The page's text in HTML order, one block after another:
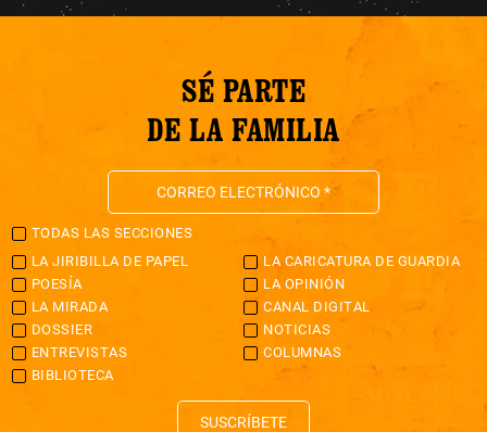
SÉ PARTE
DE LA FAMILIA
TODAS LAS SECCIONES
LA JIRIBILLA DE PAPEL
LA CARICATURA DE GUARDIA
POESÍA
LA OPINIÓN
LA MIRADA
CANAL DIGITAL
DOSSIER
NOTICIAS
ENTREVISTAS
COLUMNAS
BIBLIOTECA
SUSCRÍBETE